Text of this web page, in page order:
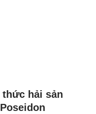
hải sản